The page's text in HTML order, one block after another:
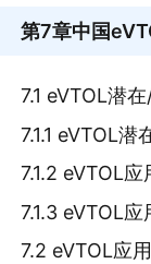
第7章中国
7.1 eVTOL潜
7.1.1 eVTOL潜
7.1.2 eVTOL
7.1.3 eVTOL
7.2 eVTOL应